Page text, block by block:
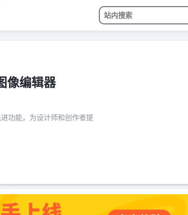
像编辑器
功能，为设计师和创作者提